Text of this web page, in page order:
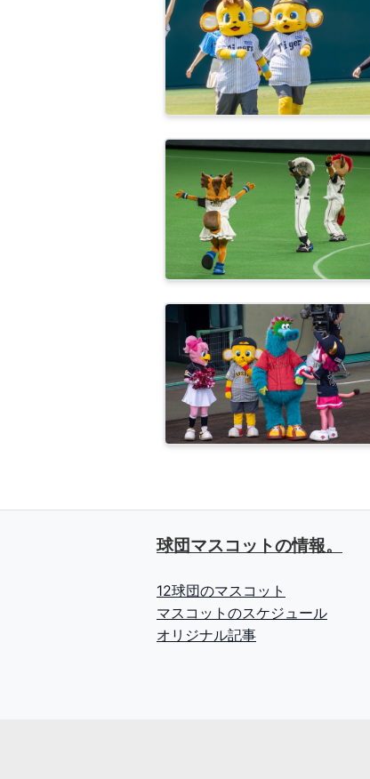
球団マスコットの情報。
12球団のマスコット
マスコットのスケジュール
オリジナル記事